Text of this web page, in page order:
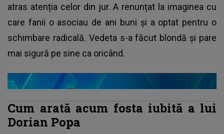
atras atenția celor din jur. A renunțat la imaginea cu
care fanii o asociau de ani buni și a optat pentru o
schimbare radicală. Vedeta s-a făcut blondă și pare
mai sigură pe sine ca oricând.
Cum arată acum fosta iubită a lui
Dorian Popa